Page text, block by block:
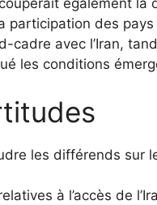
participation des
cadre avec l’Iran,
les conditions
les différends sur
à l’accès de